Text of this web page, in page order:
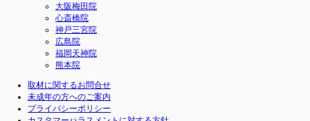
大阪梅田院
心斎橋院
神戸三宮院
広島院
福岡天神院
熊本院
取材に関するお問合せ
未成年の方へのご案内
プライバシーポリシー